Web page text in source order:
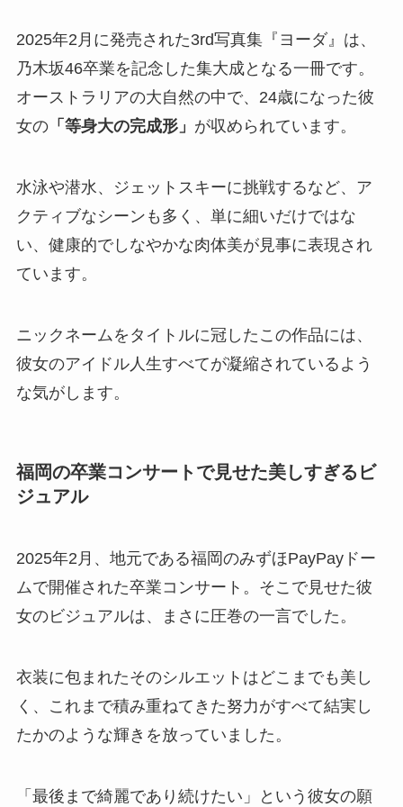
2025年2月に発売された3rd写真集『ヨーダ』は、
乃木坂46卒業を記念した集大成となる一冊です。
オーストラリアの大自然の中で、24歳になった彼
女の「等身大の完成形」 が収められています。
水泳や潜水、ジェットスキーに挑戦するなど、ア
クティブなシーンも多く、単に細いだけではな
い、健康的でしなやかな肉体美が見事に表現され
ています。
ニックネームをタイトルに冠したこの作品には、
彼女のアイドル人生すべてが凝縮されているよう
な気がします。
福岡の卒業コンサートで見せた美しすぎるビ
ジュアル
2025年2月、地元である福岡のみずほPayPayドー
ムで開催された卒業コンサート。そこで見せた彼
女のビジュアルは、まさに圧巻の一言でした。
衣装に包まれたそのシルエットはどこまでも美し
く、これまで積み重ねてきた努力がすべて結実し
たかのような輝きを放っていました。
「最後まで綺麗であり続けたい」という彼女の願